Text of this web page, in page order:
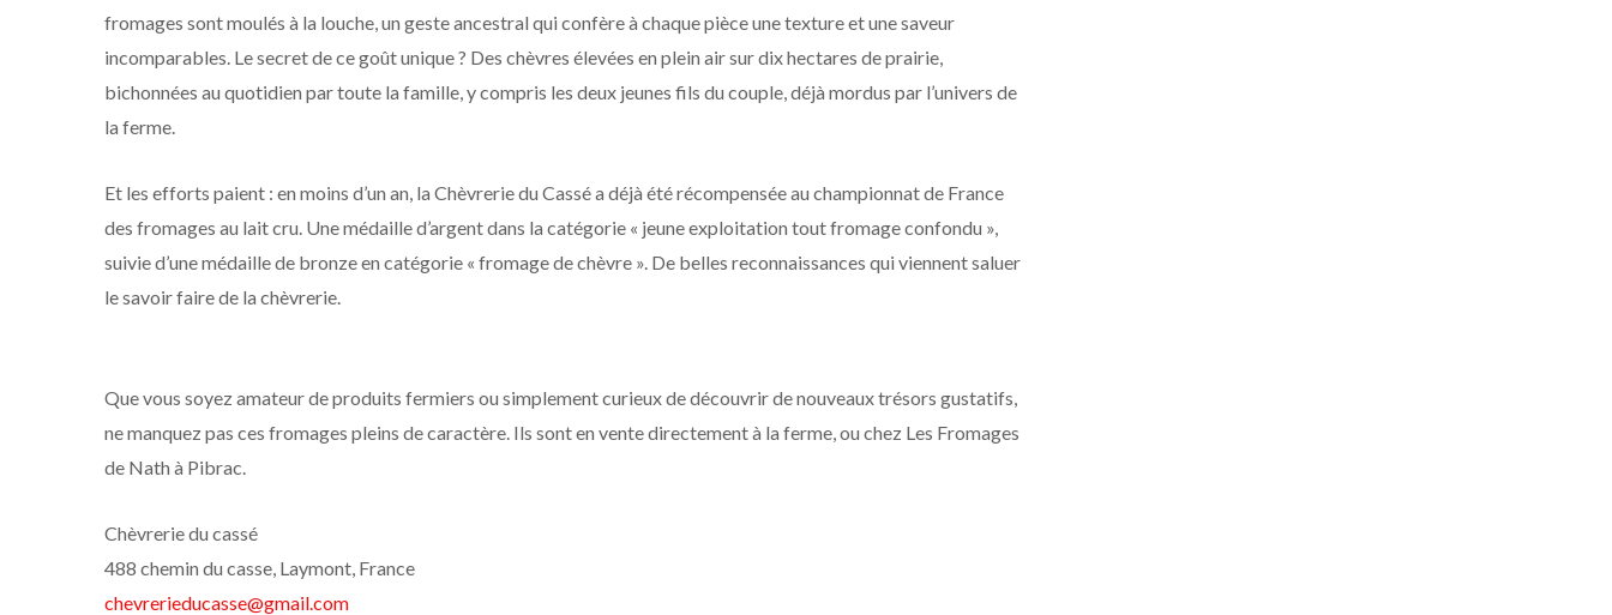
fromages sont moulés à la louche, un geste ancestral qui confère à chaque pièce une texture et une saveur
incomparables. Le secret de ce goût unique ? Des chèvres élevées en plein air sur dix hectares de prairie,
bichonnées au quotidien par toute la famille, y compris les deux jeunes fils du couple, déjà mordus par l’univers de
la ferme.
Et les efforts paient : en moins d’un an, la Chèvrerie du Cassé a déjà été récompensée au championnat de France
des fromages au lait cru. Une médaille d’argent dans la catégorie « jeune exploitation tout fromage confondu »,
suivie d’une médaille de bronze en catégorie « fromage de chèvre ». De belles reconnaissances qui viennent saluer
le savoir faire de la chèvrerie.
Que vous soyez amateur de produits fermiers ou simplement curieux de découvrir de nouveaux trésors gustatifs,
ne manquez pas ces fromages pleins de caractère. Ils sont en vente directement à la ferme, ou chez Les Fromages
de Nath à Pibrac.
Chèvrerie du cassé
488 chemin du casse, Laymont, France
chevrerieducasse@gmail.com